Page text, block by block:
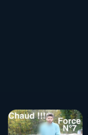
🌱 INSTAGRAM